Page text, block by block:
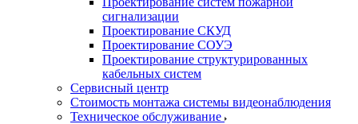
сигнализации
Проектирование СКУД
Проектирование СОУЭ
Проектирование структурированных
кабельных систем
Сервисный центр
Стоимость монтажа системы видеонаблюдения
Техническое обслуживание